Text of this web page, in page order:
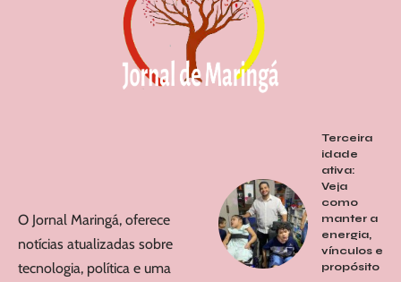
O Jornal Maringá, oferece
notícias atualizadas sobre
tecnologia, política e uma
Terceira
idade
ativa:
Veja
como
manter a
energia,
vínculos e
propósito